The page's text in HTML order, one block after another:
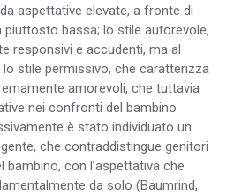
aspettative elevate, a fronte di
bassa; lo stile autorevole,
responsivi e accudenti, ma al
stile permissivo, che caratterizza
amorevoli, che tuttavia
nei confronti del bambino
è stato individuato un
che contraddistingue genitori
bambino, con l’aspettativa che
da solo (Baumrind,